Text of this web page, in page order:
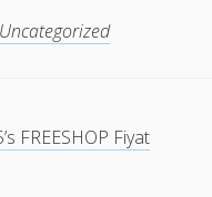
Uncategorized
FREESHOP Fiyat